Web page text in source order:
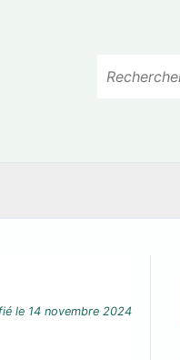
le 14 novembre 2024